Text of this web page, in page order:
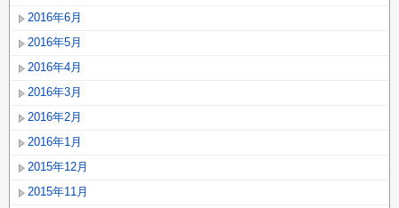
2016年6月
2016年5月
2016年4月
2016年3月
2016年2月
2016年1月
2015年12月
2015年11月